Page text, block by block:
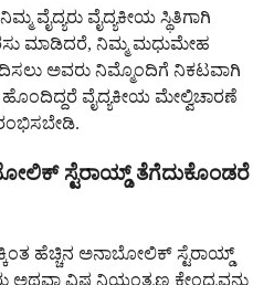
ವೈದ್ಯರು ವೈದ್ಯಕೀಯ ಸ್ಥಿತಿಗಾಗಿ
ಮಾಡಿದರೆ, ನಿಮ್ಮ ಮಧುಮೇಹ
ಅವರು ನಿಮ್ಮೊಂದಿಗೆ ನಿಕಟವಾಗಿ
ವೈದ್ಯಕೀಯ ಮೇಲ್ವಿಚಾರಣೆ
ಸ್ಟೆರಾಯ್ಡ್ ತೆಗೆದುಕೊಂಡರೆ
ಹೆಚ್ಚಿನ ಅನಾಬೋಲಿಕ್ ಸ್ಟೆರಾಯ್ಡ್
ಅಥವಾ ವಿಷ ನಿಯಂತ್ರಣ ಕೇಂದ್ರವನ್ನು